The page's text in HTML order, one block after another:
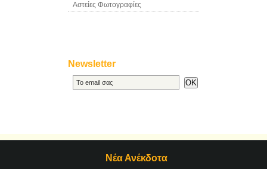
Αστείες Φωτογραφίες
Newsletter
Νέα Ανέκδοτα